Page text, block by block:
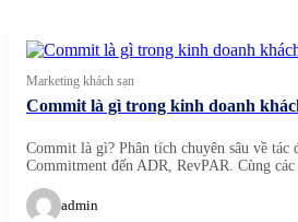
Marketing khách sạn
Commit là gì trong kinh doanh
Commit là gì? Phân tích chuyên sâu về tác
Commitment đến ADR, RevPAR. Cùng
admin